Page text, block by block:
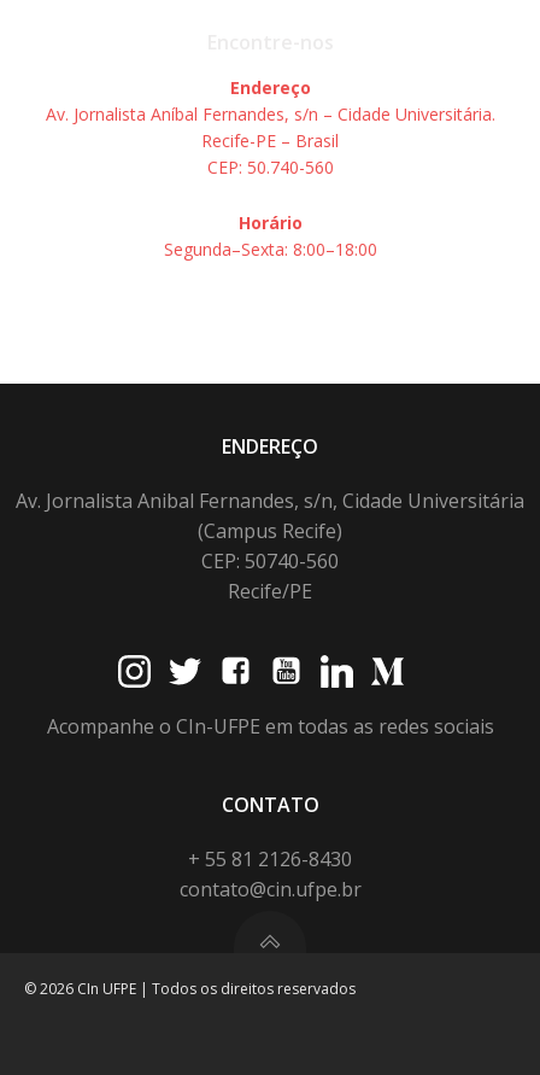
Endereço
Av. Jornalista Aníbal Fernandes, s/n – Cidade Universitária.
Recife-PE – Brasil
CEP: 50.740-560
Horário
Segunda–Sexta: 8:00–18:00
ENDEREÇO
Av. Jornalista Anibal Fernandes, s/n, Cidade Universitária
(Campus Recife)
CEP: 50740-560
Recife/PE
Acompanhe o CIn-UFPE em todas as redes sociais
CONTATO
+ 55 81 2126-8430
contato@cin.ufpe.br
© 2026 CIn UFPE | Todos os direitos reservados